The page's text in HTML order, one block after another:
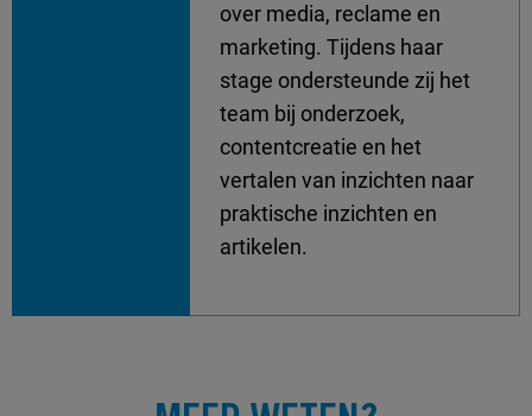
over media, reclame en
marketing. Tijdens haar
stage ondersteunde zij het
team bij onderzoek,
contentcreatie en het
vertalen van inzichten naar
praktische inzichten en
artikelen.